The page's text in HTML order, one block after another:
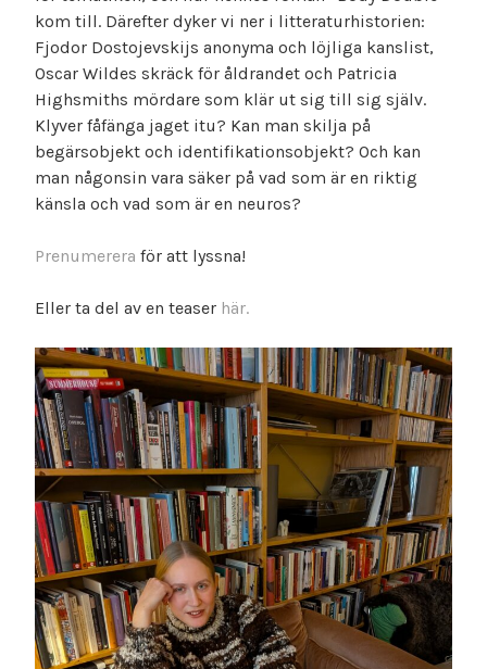
kom till. Därefter dyker vi ner i litteraturhistorien:
Fjodor Dostojevskijs anonyma och löjliga kanslist,
Oscar Wildes skräck för åldrandet och Patricia
Highsmiths mördare som klär ut sig till sig själv.
Klyver fåfänga jaget itu? Kan man skilja på
begärsobjekt och identifikationsobjekt? Och kan
man någonsin vara säker på vad som är en riktig
känsla och vad som är en neuros?
Prenumerera för att lyssna!
Eller ta del av en teaser här.